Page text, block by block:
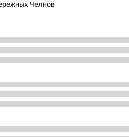
Челнов